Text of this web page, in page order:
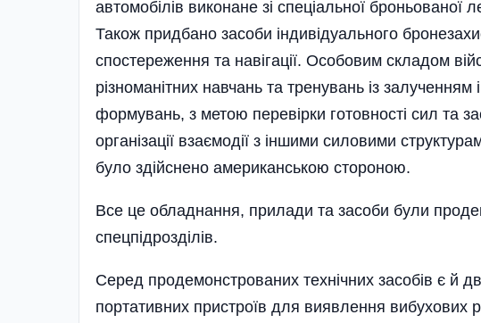
автомобілів виконане зі спеціальної броньованої
Також придбано засоби індиві­дуального
спостереження та навігації. Особовим складом
різно­манітних навчань та тренувань із залученням
формувань, з метою перевірки готовності сил та
організації взаємодії з іншими силовими
було здійснено американською стороною.
Все це обладнання, прилади та засоби були
спецпід­розділів.
Серед продемонстрованих тех­ні­чних засобів є й
портативних пристроїв для виявлення вибухових